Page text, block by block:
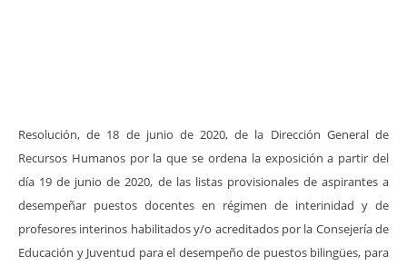
Resolución, de 18 de junio de 2020, de la Dirección General de
Recursos Humanos por la que se ordena la exposición a partir del
día 19 de junio de 2020, de las listas provisionales de aspirantes a
desempeñar puestos docentes en régimen de interinidad y de
profesores interinos habilitados y/o acreditados por la Consejería de
Educación y Juventud para el desempeño de puestos bilingües, para